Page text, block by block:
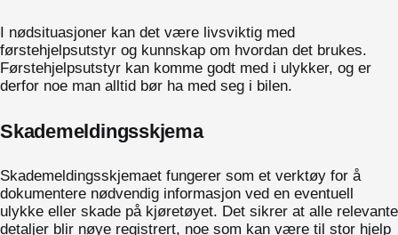
I nødsituasjoner kan det være livsviktig med
førstehjelpsutstyr og kunnskap om hvordan det brukes.
Førstehjelpsutstyr kan komme godt med i ulykker, og er
derfor noe man alltid bør ha med seg i bilen.
Skademeldingsskjema
Skademeldingsskjemaet fungerer som et verktøy for å
dokumentere nødvendig informasjon ved en eventuell
ulykke eller skade på kjøretøyet. Det sikrer at alle relevante
detaljer blir nøye registrert, noe som kan være til stor hjelp